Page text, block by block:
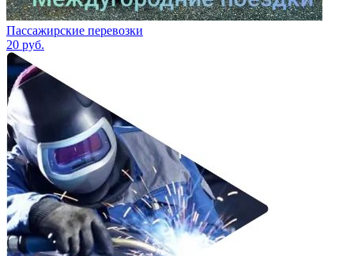
Пассажирские перевозки
20 руб.